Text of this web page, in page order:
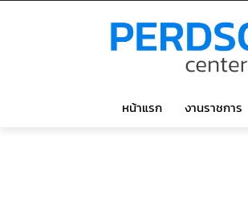
หน้าแรก งานราชการ